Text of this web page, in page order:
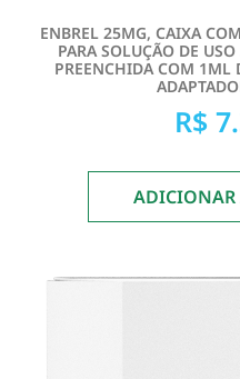
ENBREL 25MG, CAIXA
PARA SOLUÇÃO DE
PREENCHIDA COM 1ML
R$
ADICIONAR